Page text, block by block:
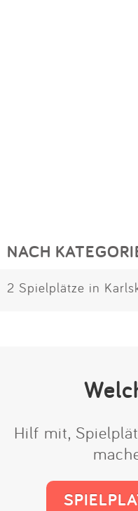
NACH
2 Spielplätze in
Hilf mit,